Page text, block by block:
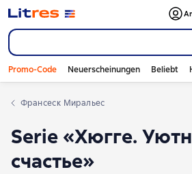
Promo-Code Neuerscheinungen Beliebt
Франсеск Миральес
Serie «Хюгге.
счастье»